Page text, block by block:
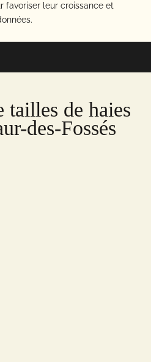
favoriser leur croissance et
tailles de haies
des-Fossés